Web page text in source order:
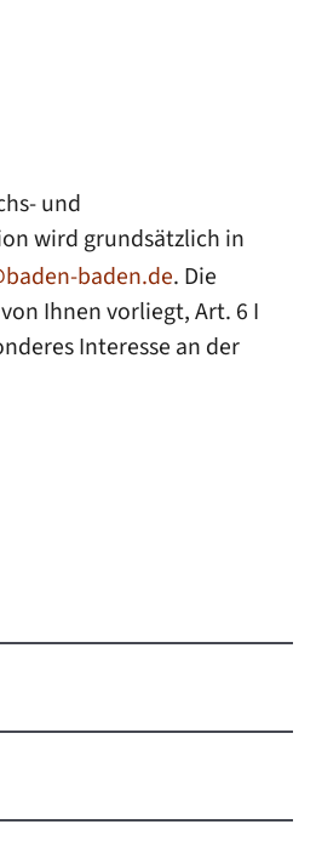
und
wird grundsätzlich in
baden.de. Die
Ihnen vorliegt, Art. 6 I
Interesse an der